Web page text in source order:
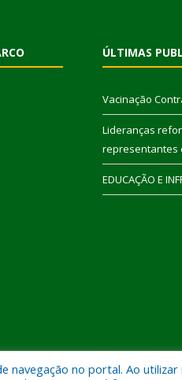
ÚLTIMAS
Vacinação
Lideranças
representantes
EDUCAÇÃO E
navegação no portal. Ao